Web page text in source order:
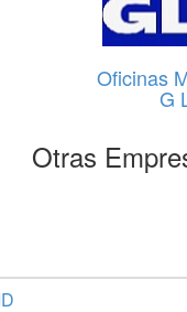
Oficinas
G
Otras